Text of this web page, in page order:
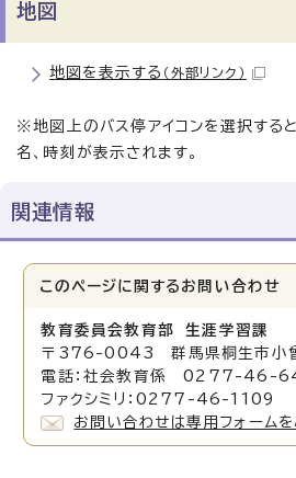
地図
地図を表示する （外部リンク）
※地図上のバス停アイコンを選択する
名、時刻が表示されます。
関連情報
このページに関する お問い合わせ
教育委員会教育部 生涯学習課
〒376-0043 群馬県桐生市小
電話：社会教育係 0277-46-
ファクシミリ：0277-46-1109
お問い合わせは専用フォームを